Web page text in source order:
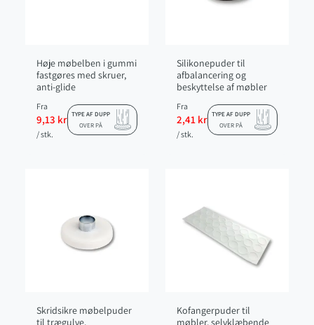
Høje møbelben i gummi
fastgøres med skruer,
anti-glide
Fra
9,13 kr
TYPE AF DUPP
Silikonepuder til
afbalancering og
beskyttelse af møbler
Fra
2,41 kr
TYPE AF DUPP